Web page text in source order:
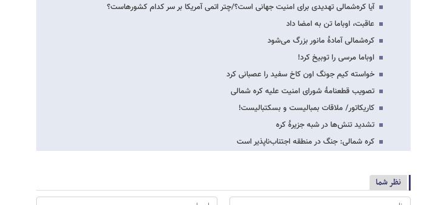
آیا کره‌شمالی تهدیدی برای امنیت جهانی است؟/چتر اتمی آمریکا بر سر کدام کشورهاست؟
عاقبت، اوباما تن به امضا داد
کره‌شمالی آمادۀ مانور بزرگ می‌شود
اوباما مرسی را توبیخ کرد!
خواسته کیم جونگ اون کاخ سفید را عصبانی کرد
تصویب قطعنامۀ شورای امنیت علیه کره شمالی
کاریکاتور/ ملاقات بمبالیست و بسکتبالیست!
تشدید تنش‌ها در شبه جزیرۀ کره
کره شمالی: جنگ در منطقه اجتناب‌ناپذیر است
نظر شما